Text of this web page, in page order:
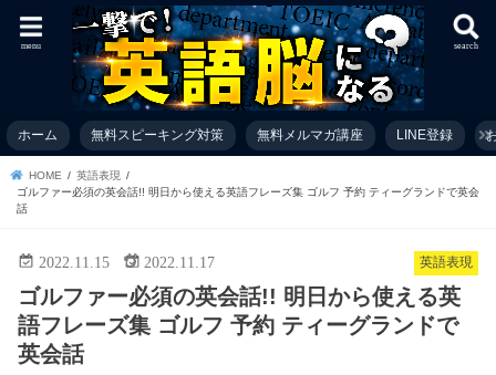
search
menu
ホーム 無料スピーキング対策 無料メルマガ講座 LINE登録
HOME
英語表現
ゴルファー必須の英会話!! 明日から使える英語フレーズ集 ゴルフ 予約 ティーグランドで英会
話
英語表現
2022.11.15 2022.11.17
ゴルファー必須の英会話!! 明日から使える英
語フレーズ集 ゴルフ 予約 ティーグランドで
英会話